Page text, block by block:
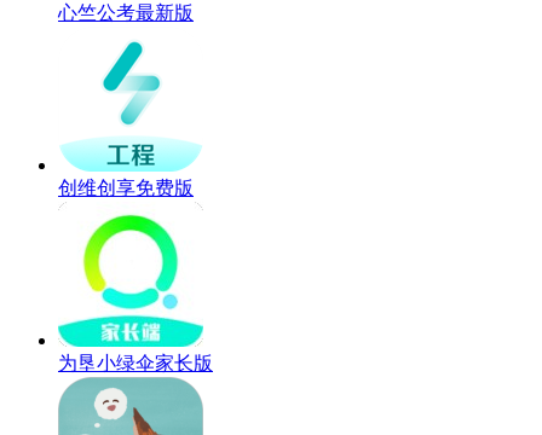
心竺公考最新版
创维创享免费版
为垦小绿伞家长版